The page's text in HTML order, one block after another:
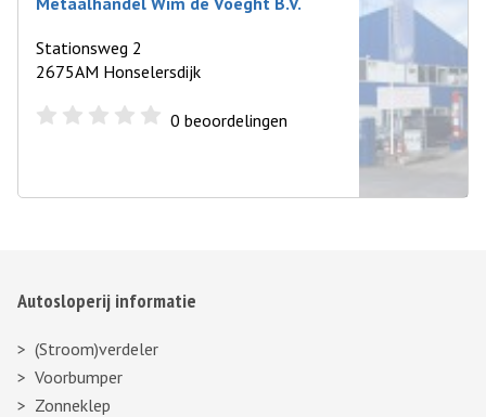
Stationsweg 2
2675AM Honselersdijk
0 beoordelingen
Autosloperij informatie
(Stroom)verdeler
Voorbumper
Zonneklep